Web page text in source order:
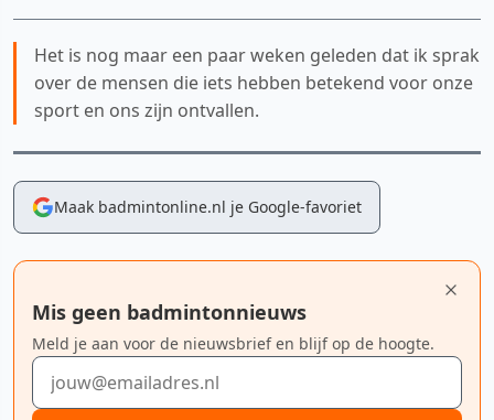
Het is nog maar een paar weken geleden dat ik sprak
over de mensen die iets hebben betekend voor onze
sport en ons zijn ontvallen.
Maak badmintonline.nl je Google-favoriet
Mis geen badmintonnieuws
Meld je aan voor de nieuwsbrief en blijf op de hoogte.
E-mailadres